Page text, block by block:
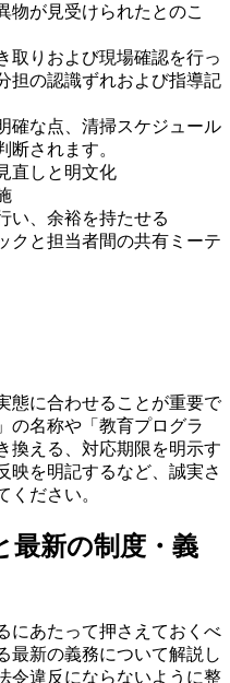
物が見受けられたとのこ
取りおよび現場確認を行っ
担の認識ずれおよび指導記
確な点、清掃スケジュール
断されます。
直しと明文化
い、余裕を持たせる
クと担当者間の共有ミーテ
態に合わせることが重要で
の名称や「教育プログラ
換える、対応期限を明示す
映を明記するなど、誠実さ
ください。
最新の制度・義
にあたって押さえておくべ
最新の義務について解説し
令違反にならないように整